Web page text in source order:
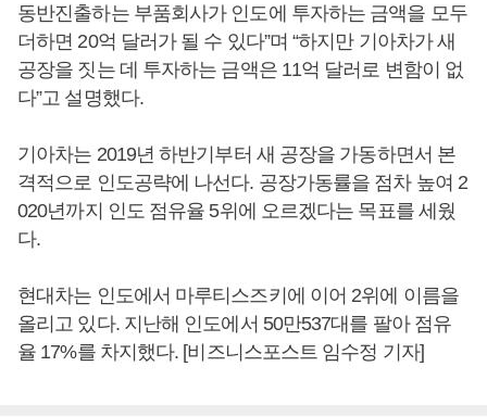
동반진출하는 부품회사가 인도에 투자하는 금액을 모두
더하면 20억 달러가 될 수 있다”며 “하지만 기아차가 새
공장을 짓는 데 투자하는 금액은 11억 달러로 변함이 없
다”고 설명했다.
기아차는 2019년 하반기부터 새 공장을 가동하면서 본
격적으로 인도공략에 나선다. 공장가동률을 점차 높여 2
020년까지 인도 점유율 5위에 오르겠다는 목표를 세웠
다.
현대차는 인도에서 마루티스즈키에 이어 2위에 이름을
올리고 있다. 지난해 인도에서 50만537대를 팔아 점유
율 17%를 차지했다. [비즈니스포스트 임수정 기자]